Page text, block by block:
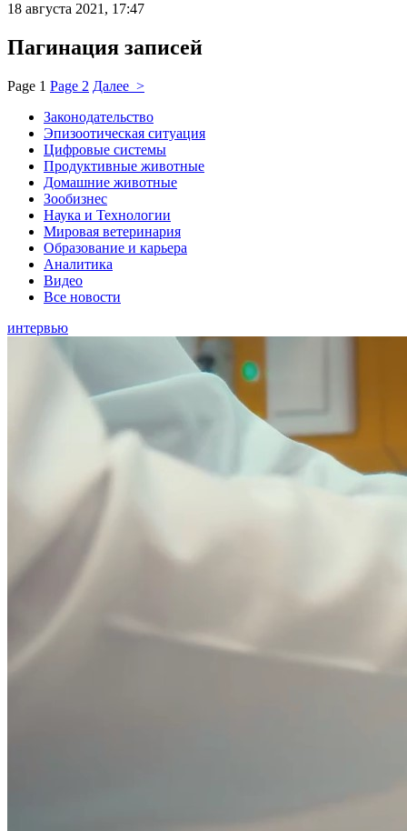
18 августа 2021, 17:47
Пагинация записей
Page 1 Page 2 Далее >
Законодательство
Эпизоотическая ситуация
Цифровые системы
Продуктивные животные
Домашние животные
Зообизнес
Наука и Технологии
Мировая ветеринария
Образование и карьера
Аналитика
Видео
Все новости
интервью